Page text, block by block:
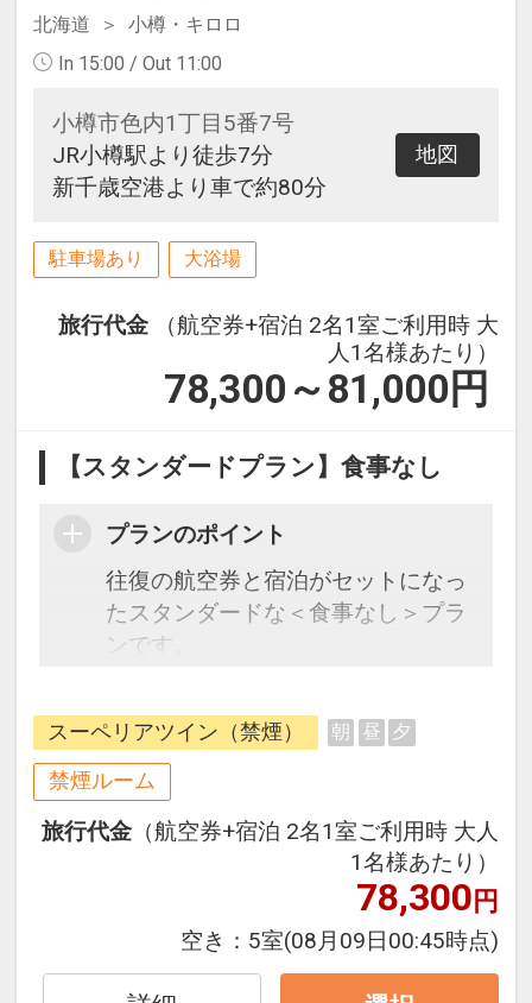
北海道
小樽・キロロ
In 15:00 / Out 11:00
小樽市色内1丁目5番7号
JR小樽駅より徒歩7分
新千歳空港より車で約80分
地図
駐車場あり 大浴場
旅行代金
（航空券+宿泊 2名1室ご利用時 大
人1名様あたり）
78,300～81,000 円
【スタンダードプラン】食事なし
プランのポイント
往復の航空券と宿泊がセットになっ
たスタンダードな＜食事なし＞プラ
ンです。
できるダイナミックパッケージだか
ら、一都市滞在はもちろん周遊旅行
にも最適！
旅行期間中の1泊だけの宿泊や延
泊・飛び泊なども自由自在です。
フライトは、安心のJAL（または
JALグループ）確約！フライトマイ
ル50%貯まります。
通・体験プランなどの追加（同時予
スーペリアツイン（禁煙） 朝 昼 夕
禁煙ルーム
旅行代金 （航空券+宿泊 2名1室ご利用時 大人
1名様あたり）
78,300円
空き： 5室(08月09日00:45時点)